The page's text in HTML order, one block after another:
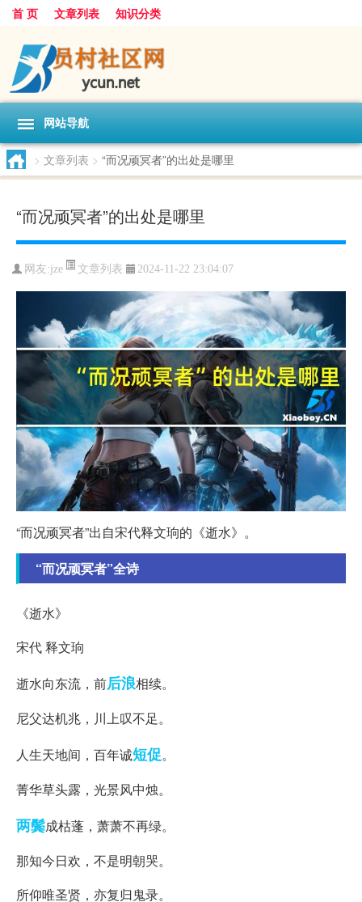
首 页 文章列表 知识分类
网站导航
> 文章列表 > “而况顽冥者”的出处是哪里
“而况顽冥者”的出处是哪里
网友:jze 文章列表 2024-11-22 23:04:07
“而况顽冥者”出自宋代释文珦的《逝水》。
“而况顽冥者”全诗
《逝水》
宋代 释文珦
逝水向东流，前后浪相续。
尼父达机兆，川上叹不足。
人生天地间，百年诚短促。
菁华草头露，光景风中烛。
两鬓成枯蓬，萧萧不再绿。
那知今日欢，不是明朝哭。
所仰唯圣贤，亦复归鬼录。